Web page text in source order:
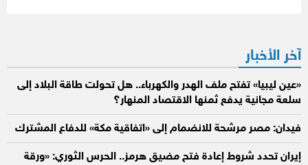
آخر الأخبار
«عين ليبيا» تفتح ملف الهدر والكهرباء.. هل تحولت طاقة البلاد إلى
سلعة مجانية يدفع ثمنها الاقتصاد المنهار؟
فيدان: مصر مرشحة للانضمام إلى «اتفاقية مكة» للدفاع المشترك
إيران تحدد شروط إعادة فتح مضيق هرمز.. الحرس الثوري: «ورقة